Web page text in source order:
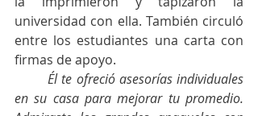
universidad con ella. También circuló
entre los estudiantes una carta con
firmas de apoyo.
Él te ofreció asesorías individuales
en su casa para mejorar tu promedio.